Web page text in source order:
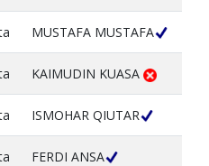
MUSTAFA MUSTAFA
KAIMUDIN KUASA
ISMOHAR QIUTAR
FERDI ANSA